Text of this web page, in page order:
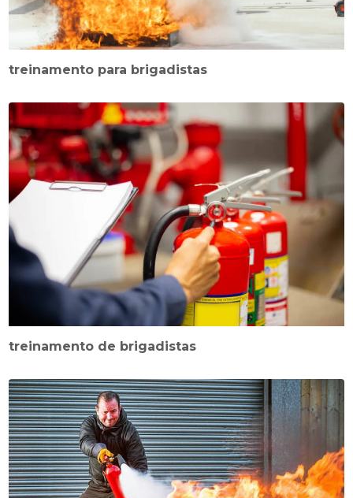
treinamento para brigadistas
treinamento de brigadistas